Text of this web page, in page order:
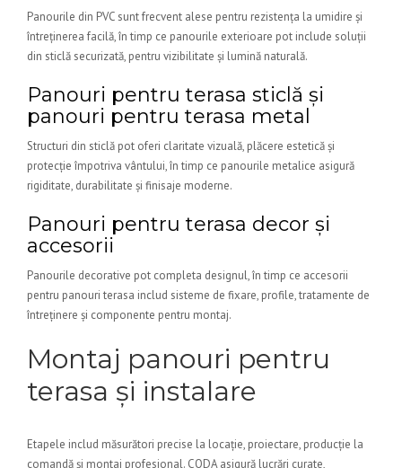
Panourile din PVC sunt frecvent alese pentru rezistența la umidire și
întreținerea facilă, în timp ce panourile exterioare pot include soluții
din sticlă securizată, pentru vizibilitate și lumină naturală.
Panouri pentru terasa sticlă și
panouri pentru terasa metal
Structuri din sticlă pot oferi claritate vizuală, plăcere estetică și
protecție împotriva vântului, în timp ce panourile metalice asigură
rigiditate, durabilitate și finisaje moderne.
Panouri pentru terasa decor și
accesorii
Panourile decorative pot completa designul, în timp ce accesorii
pentru panouri terasa includ sisteme de fixare, profile, tratamente de
întreținere și componente pentru montaj.
Montaj panouri pentru
terasa și instalare
Etapele includ măsurători precise la locație, proiectare, producție la
comandă și montaj profesional. CODA asigură lucrări curate,